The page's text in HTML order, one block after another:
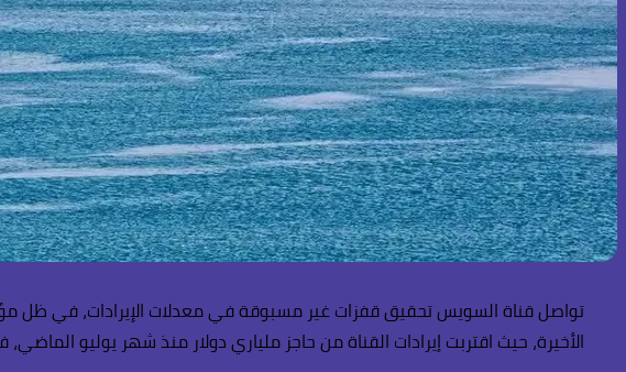
تواصل قناة السويس تحقيق قفزات غير مسبوقة في معدلات الإيرادات، في ظل
الأخيرة، حيث اقتربت إيرادات القناة من حاجز ملياري دولار منذ شهر يوليو